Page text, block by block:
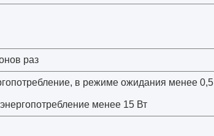
раз
в режиме ожидания менее 0,5
менее 15 Вт